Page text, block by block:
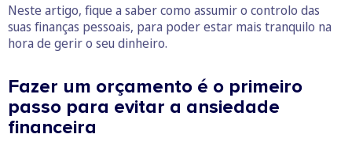
Neste artigo, fique a saber como assumir o controlo das
suas finanças pessoais, para poder estar mais tranquilo na
hora de gerir o seu dinheiro.
Fazer um orçamento é o primeiro
passo para evitar a ansiedade
financeira